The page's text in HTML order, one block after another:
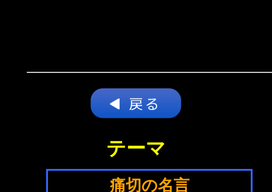
テーマ
痛切の名言